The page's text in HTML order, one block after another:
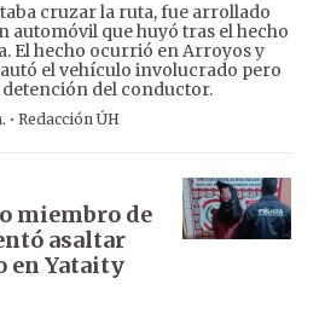
cruzar la ruta, fue arrollado
automóvil que huyó tras el hecho
El hecho ocurrió en Arroyos y
el vehículo involucrado pero
detención del conductor.
· Redacción ÚH
miembro de
asaltar
en Yataity